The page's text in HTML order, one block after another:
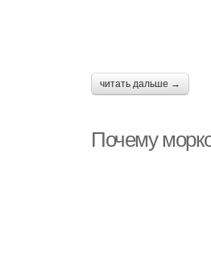
читать дальше →
Почему